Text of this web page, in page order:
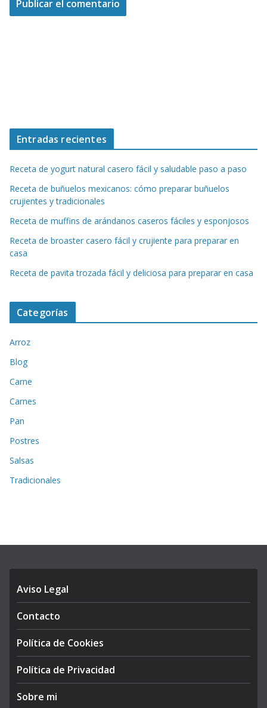
Entradas recientes
Receta de yogurt natural casero fácil y saludable paso a paso
Receta de buñuelos mexicanos: cómo preparar buñuelos
crujientes y tradicionales
Receta de muffins de arándanos caseros fáciles y esponjosos
Receta de broaster casero fácil y crujiente para preparar en
casa
Receta de pavita trozada fácil y deliciosa para preparar en casa
Categorías
Arroz
Blog
Carne
Carnes
Pan
Postres
Salsas
Tradicionales
Aviso Legal
Contacto
Política de Cookies
Política de Privacidad
Sobre mi